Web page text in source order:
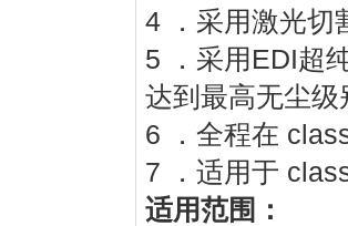
4 ．采用激光切
5 ．采用EDI超
达到最高无尘
6 ．全程在
7 ．适用于
适用范围：